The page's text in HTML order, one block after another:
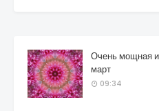
Очень мощная
март
09:34